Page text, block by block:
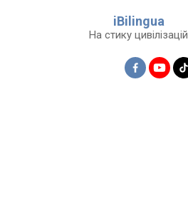
iBilingua
На стику цивілізацій